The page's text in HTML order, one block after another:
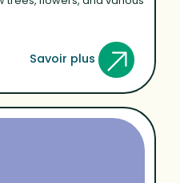
Savoir plus